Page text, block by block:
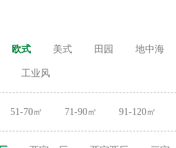
欧式 美式 田园 地中海
工业风
51-70㎡ 71-90㎡ 91-120㎡